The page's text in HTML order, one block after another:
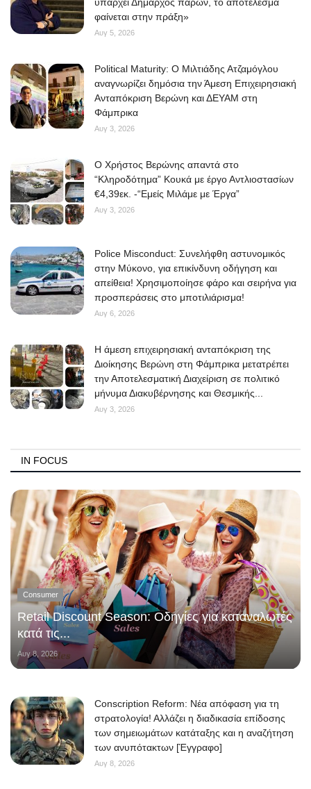
φαίνεται στην πράξη»
Αυγ 5, 2026
Political Maturity: Ο Μιλτιάδης Ατζαμόγλου
αναγνωρίζει δημόσια την Άμεση Επιχειρησιακή
Ανταπόκριση Βερώνη και ΔΕΥΑΜ στη
Φάμπρικα
Αυγ 3, 2026
O Χρήστος Βερώνης απαντά στο
“Κληροδότημα” Κουκά με έργο Αντλιοστασίων
€4,39εκ. -“Εμείς Μιλάμε με Έργα”
Αυγ 3, 2026
Police Misconduct: Συνελήφθη αστυνομικός
στην Μύκονο, για επικίνδυνη οδήγηση και
απείθεια! Χρησιμοποίησε φάρο και σειρήνα για
προσπεράσεις στο μποτιλιάρισμα!
Αυγ 6, 2026
Η άμεση επιχειρησιακή ανταπόκριση της
Διοίκησης Βερώνη στη Φάμπρικα μετατρέπει
την Αποτελεσματική Διαχείριση σε πολιτικό
μήνυμα Διακυβέρνησης και Θεσμικής...
Αυγ 3, 2026
IN FOCUS
Consumer
Retail Discount Season: Οδηγίες για καταναλωτές
κατά τις...
Αυγ 8, 2026
Conscription Reform: Νέα απόφαση για τη
στρατολογία! Αλλάζει η διαδικασία επίδοσης
των σημειωμάτων κατάταξης και η αναζήτηση
των ανυπότακτων [Έγγραφο]
Αυγ 8, 2026